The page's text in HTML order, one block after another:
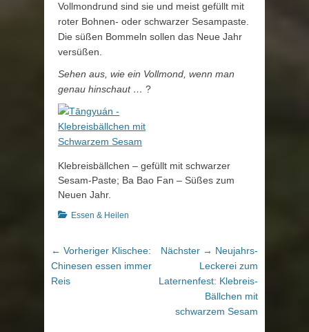
Vollmondrund sind sie und meist gefüllt mit
roter Bohnen- oder schwarzer Sesampaste.
Die süßen Bommeln sollen das Neue Jahr
versüßen.
Sehen aus, wie ein Vollmond, wenn man
genau hinschaut … ?
Klebreisbällchen – gefüllt mit schwarzer
Sesam-Paste; Ba Bao Fan – Süßes zum
Neuen Jahr.
Kategorien
Essen & Heilen
Beitragsnavigation
← Vorheriger Vorheriger
Beitrag:
Klischee:
Chinesen essen immer
Reis
Nächster → Nächster
Beitrag:
Neujahrs-
Leckerei zum
Laternenfest: Klebreis-
Bällchen mit
schwarzem Sesam